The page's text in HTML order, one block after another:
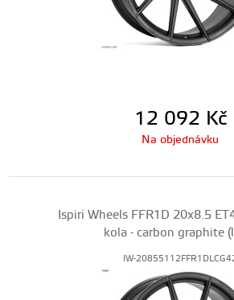
12 092 Kč
Na objednávku
Ispiri Wheels FFR1D 20x8.5
kola - carbon graphite
IW-